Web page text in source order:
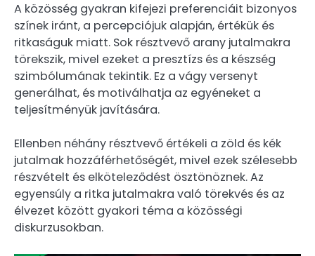
A közösség gyakran kifejezi preferenciáit bizonyos
színek iránt, a percepciójuk alapján, értékük és
ritkaságuk miatt. Sok résztvevő arany jutalmakra
törekszik, mivel ezeket a presztízs és a készség
szimbólumának tekintik. Ez a vágy versenyt
generálhat, és motiválhatja az egyéneket a
teljesítményük javítására.
Ellenben néhány résztvevő értékeli a zöld és kék
jutalmak hozzáférhetőségét, mivel ezek szélesebb
részvételt és elköteleződést ösztönöznek. Az
egyensúly a ritka jutalmakra való törekvés és az
élvezet között gyakori téma a közösségi
diskurzusokban.